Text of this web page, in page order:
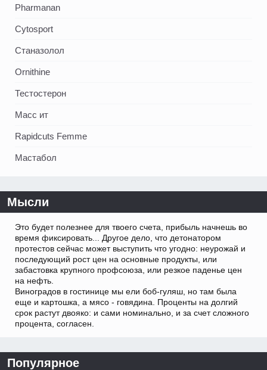
Pharmanan
Cytosport
Станазолол
Ornithine
Тестостерон
Масс ит
Rapidcuts Femme
Мастабол
Мысли
Это будет полезнее для твоего счета, прибыль начнешь во
время фиксировать... Другое дело, что детонатором
протестов сейчас может выступить что угодно: неурожай и
последующий рост цен на основные продукты, или
забастовка крупного профсоюза, или резкое паденье цен
на нефть.
Виноградов в гостинице мы ели боб-гуляш, но там была
еще и картошка, а мясо - говядина. Проценты на долгий
срок растут двояко: и сами номинально, и за счет сложного
процента, согласен.
Популярное